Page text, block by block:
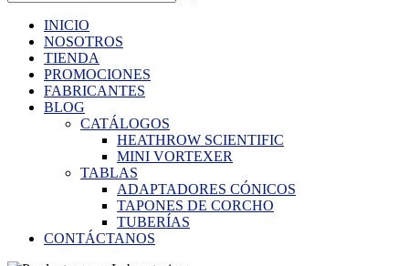
INICIO
NOSOTROS
TIENDA
PROMOCIONES
FABRICANTES
BLOG
CATÁLOGOS
HEATHROW SCIENTIFIC
MINI VORTEXER
TABLAS
ADAPTADORES CÓNICOS
TAPONES DE CORCHO
TUBERÍAS
CONTÁCTANOS